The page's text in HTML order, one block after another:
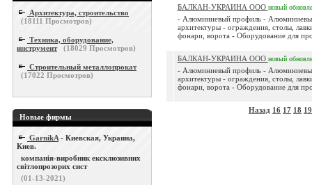
Архитектура, строительство
(18111 Просмотров)
Техника, оборудование,
инструмент
(18029 Просмотров)
Строительный металлопрокат
(17022 Просмотров)
Новые фирмы
GarnikA - Киевская, Украина,
Киев.
компанія-виробник ексклюзивних
світлопрозорих сист
(01-13-2021)
БАЛКАН-УКРАИНА ООО новый
- Алюминиевый профиль -
архитектуры - ограждения, столы,
фонари, ворота - Оборудование для
БАЛКАН-УКРАИНА ООО новый
- Алюминиевый профиль -
архитектуры - ограждения, столы,
фонари, ворота - Оборудование для
Назад 16 17 18 19